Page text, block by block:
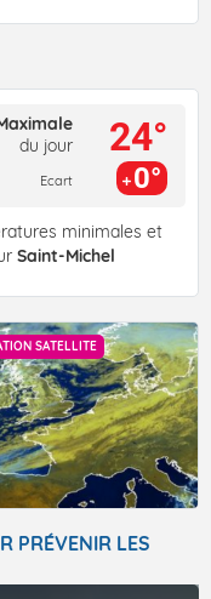
du jour
Ecart
24°
0°
minimales et
Saint-Michel
SATELLITE
PRÉVENIR LES